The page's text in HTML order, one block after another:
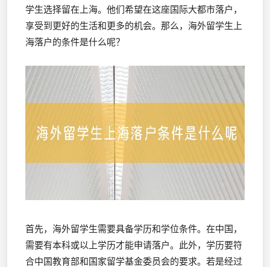
学生选择留在上海。他们希望在这座国际大都市落户，
享受到更好的生活和更多的机会。那么，海外留学生上
海落户的条件是什么呢？
首先，海外留学生需要具备学历和学位条件。在中国，
需要有本科或以上学历才能申请落户。此外，学历要符
合中国教育部和国家留学基金委员会的要求。若是经过